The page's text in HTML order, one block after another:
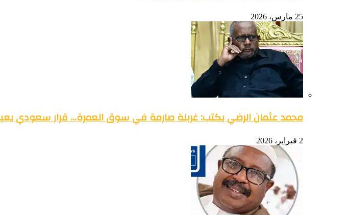
25 مارس، 2026
محمد عثمان الرضي يكتب: غربلة صارمة في سوق العمرة… قرار سعودي
2 فبراير، 2026